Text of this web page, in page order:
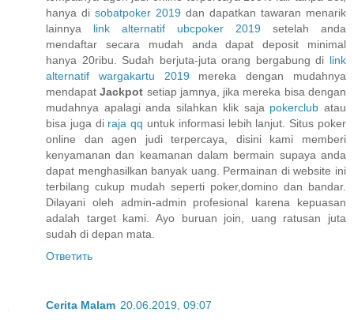
hanya di sobatpoker 2019 dan dapatkan tawaran menarik
lainnya link alternatif ubcpoker 2019 setelah anda
mendaftar secara mudah anda dapat deposit minimal
hanya 20ribu. Sudah berjuta-juta orang bergabung di link
alternatif wargakartu 2019mereka dengan mudahnya
mendapatJackpot setiap jamnya, jika mereka bisa dengan
mudahnya apalagi anda silahkan klik saja pokerclub atau
bisa juga di raja qq untuk informasi lebih lanjut. Situs poker
online dan agen judi terpercaya, disini kami memberi
kenyamanan dan keamanan dalam bermain supaya anda
dapat menghasilkan banyak uang. Permainan di website ini
terbilang cukup mudah seperti poker,domino dan bandar.
Dilayani oleh admin-admin profesional karena kepuasan
adalah target kami. Ayo buruan join, uang ratusan juta
sudah di depan mata.
Ответить
Cerita Malam 20.06.2019, 09:07